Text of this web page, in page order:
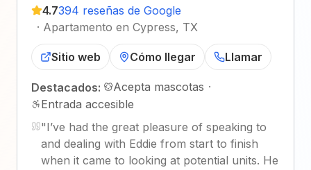
4.7394 reseñas de Google
· Apartamento en Cypress, TX
Sitio web Cómo llegar Llamar
Destacados: Acepta mascotas ·
Entrada accesible
"I’ve had the great pleasure of speaking to
and dealing with Eddie from start to finish
when it came to looking at potential units. He